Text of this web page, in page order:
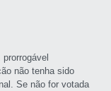
não tenha sido
Se não for votada